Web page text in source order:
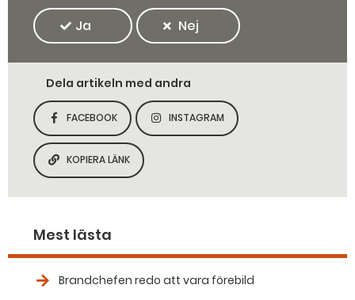
Ja Nej
Dela artikeln med andra
DELA SIDAN PÅ
FACEBOOK
DELA SIDAN PÅ
INSTAGRAM
KOPIERA SIDANS LÄNK
KOPIERA LÄNK
Mest lästa
Brandchefen redo att vara förebild